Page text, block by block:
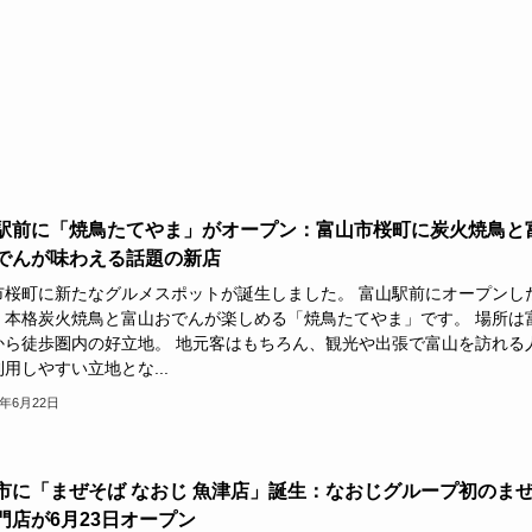
前に「焼鳥たてやま」がオープン：富山市桜町に炭火焼鳥と
んが味わえる話題の新店
桜町に新たなグルメスポットが誕生しました。 富山駅前にオープンし
本格炭火焼鳥と富山おでんが楽しめる「焼鳥たてやま」です。 場所は
ら徒歩圏内の好立地。 地元客はもちろん、観光や出張で富山を訪れる
しやすい立地とな...
6月22日
に「まぜそば なおじ 魚津店」誕生：なおじグループ初のま
店が6月23日オープン